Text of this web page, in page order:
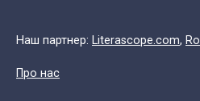
Наш партнер: Literascope.com,
Про нас